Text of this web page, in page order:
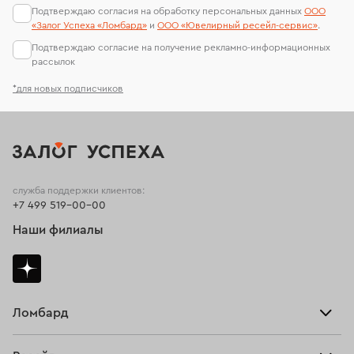
*для новых подписчиков
Подтверждаю согласия на обработку персональных данных ООО
«Залог Успеха «Ломбард» и ООО «Ювелирный ресейл-сервиc».
Подтверждаю согласие на получение рекламно-информационных
рассылок
Ломбард
служба поддержки клиентов:
+7 499 519-00-00
Наши филиалы